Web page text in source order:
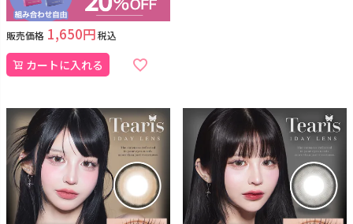
販売価格 1,650 税込
カートに入れる